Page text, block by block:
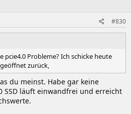
#830
pcie4.0 Probleme? Ich schicke heute
zurück,
du meinst. Habe gar keine
SSD läuft einwandfrei und erreicht